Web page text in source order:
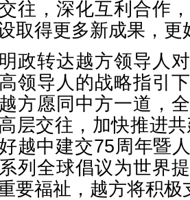
往，深化互利合作
取得更多新成果，更
政转达越方领导人
领导人的战略指引
方愿同中方一道，
层交往，加快推进共
越中建交75周年暨
列全球倡议为世界
要福祉，越方将积极